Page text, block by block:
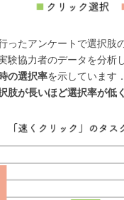
ったアンケートで選択肢
験協力者のデータを分析
の選択率を示しています
肢が長いほど選択率が低